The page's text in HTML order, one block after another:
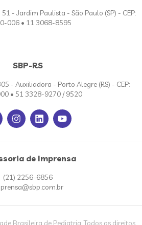
- Jardim Paulista - São Paulo (SP) - CEP:
006 • 11 3068-8595
SBP-RS
- Auxiliadora - Porto Alegre (RS) - CEP:
• 51 3328-9270 / 9520
de Imprensa
(21) 2256-6856
Brasileira de Pediatria. Todos os direitos